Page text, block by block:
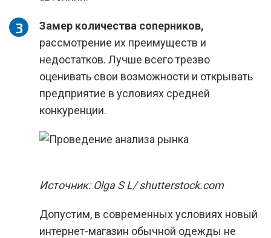
Замер количества соперников,
рассмотрение их преимуществ и
недостатков. Лучше всего трезво
оценивать свои возможности и открывать
предприятие в условиях средней
конкуренции.
Источник: Olga S L/ shutterstock.com
Допустим, в современных условиях новый
интернет-магазин обычной одежды не